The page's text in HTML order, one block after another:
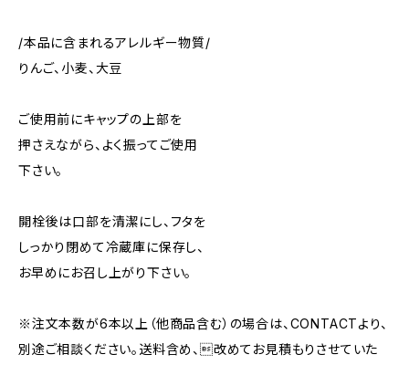
/本品に含まれるアレルギー物質/
りんご、小麦、大豆
ご使用前にキャップの上部を
押さえながら、よく振ってご使用
下さい。
開栓後は口部を清潔にし、フタを
しっかり閉めて冷蔵庫に保存し、
お早めにお召し上がり下さい。
※注文本数が6本以上（他商品含む）の場合は、CONTACTより、
別途ご相談ください。送料含め、改めてお見積もりさせていた